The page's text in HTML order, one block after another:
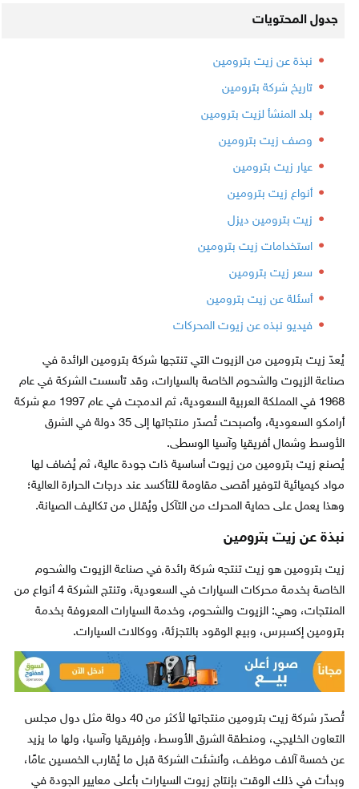
جدول المحتويات
نبذة عن زيت بترومين
تاريخ شركة بترومين
بلد المنشأ لزيت بترومين
وصف زيت بترومين
عيار زيت بترومين
أنواع زيت بترومين
زيت بترومين ديزل
استخدامات زيت بترومين
سعر زيت بترومين
أسئلة عن زيت بترومين
فيديو نبذه عن زيوت المحركات
يُعدّ زيت بترومين من الزيوت التي تنتجها شركة بترومين الرائدة في
صناعة الزيوت والشحوم الخاصة بالسيارات، وقد تأسست الشركة في عام
1968 في المملكة العربية السعودية، ثم اندمجت في عام 1997 مع شركة
أرامكو السعودية، وأصبحت تُصدّر منتجاتها إلى 35 دولة في الشرق
الأوسط وشمال أفريقيا وآسيا الوسطى.
يُصنع زيت بترومين من زيوت أساسية ذات جودة عالية، ثم يُضاف لها
مواد كيميائية لتوفير أقصى مقاومة للتأكسد عند درجات الحرارة العالية؛
وهذا يعمل على حماية المحرك من التآكل ويُقلل من تكاليف الصيانة.
نبذة عن زيت بترومين
زيت بترومين هو زيت تنتجه شركة رائدة في صناعة الزيوت والشحوم
الخاصة بخدمة محركات السيارات في السعودية، وتنتج الشركة 4 أنواع من
المنتجات، وهي: الزيوت والشحوم، وخدمة السيارات المعروفة بخدمة
بترومين إكسبرس، وبيع الوقود بالتجزئة، ووكالات السيارات.
تُصدّر شركة زيت بترومين منتجاتها لأكثر من 40 دولة مثل دول مجلس
التعاون الخليجي، ومنطقة الشرق الأوسط، وإفريقيا وآسيا، ولها ما يزيد
عن خمسة آلاف موظف، وأنشئت الشركة قبل ما يُقارب الخمسين عامًا،
وبدأت في ذلك الوقت بإنتاج زيوت السيارات بأعلى معايير الجودة في